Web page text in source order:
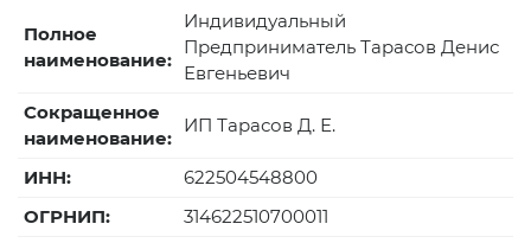
Полное
наименование:
Индивидуальный
Предприниматель Тарасов Денис
Евгеньевич
Сокращенное
наименование:
ИП Тарасов Д. Е.
ИНН:
622504548800
ОГРНИП:
314622510700011